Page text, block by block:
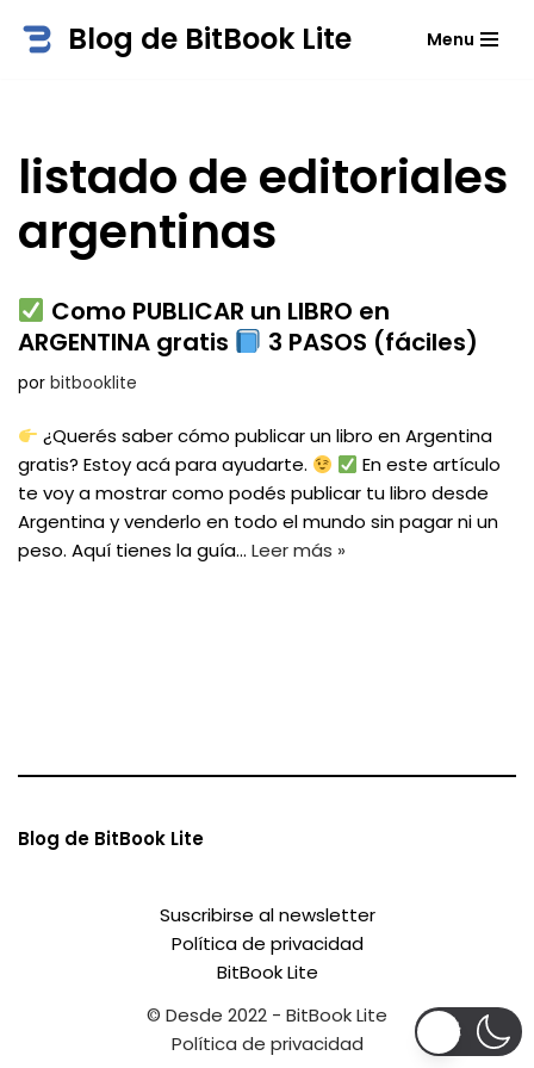
Blog de BitBook Lite Menu
listado de editoriales
argentinas
Como PUBLICAR un LIBRO en
ARGENTINA gratis
3 PASOS (fáciles)
por bitbooklite
¿Querés saber cómo publicar un libro en Argentina
gratis? Estoy acá para ayudarte.
En este artículo
te voy a mostrar como podés publicar tu libro desde
Argentina y venderlo en todo el mundo sin pagar ni un
peso. Aquí tienes la guía… Leer más »
Blog de BitBook Lite
Suscribirse al newsletter
Política de privacidad
BitBook Lite
© Desde 2022 - BitBook Lite
Política de privacidad